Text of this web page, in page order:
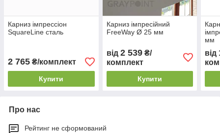
Карниз імпрессіон
SquareLine сталь
2 765 ₴/комплект
Купити
Карниз імпресійний
FreeWay Ø 25 мм
від 2 539₴/
комплект
Купити
мм
від
Про нас
Рейтинг не сформований